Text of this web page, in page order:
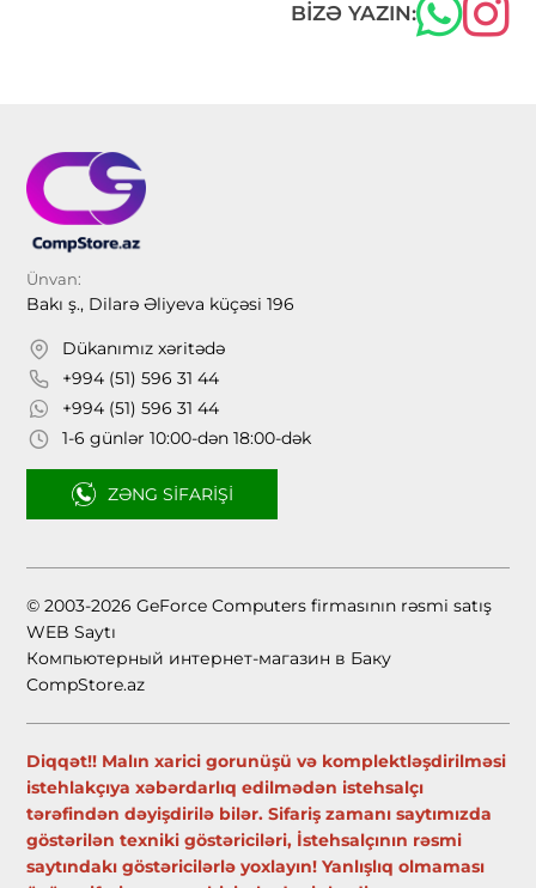
BIZƏ YAZIN:
Ünvan:
Bakı ş., Dilarə Əliyeva küçəsi 196
Dükanımız xəritədə
+994 (51) 596 31 44
+994 (51) 596 31 44
1-6 günlər 10:00-dən 18:00-dək
ZƏNG SIFARIŞI
© 2003-2026 GeForce Computers firmasının rəsmi satış
WEB Saytı
Компьютерный интернет-магазин в Баку
CompStore.az
Diqqət!! Malın xarici gorunüşü və komplektləşdirilməsi
istehlakçıya xəbərdarlıq edilmədən istehsalçı
tərəfindən dəyişdirilə bilər. Sifariş zamanı saytımızda
göstərilən texniki göstəriciləri, İstehsalçının rəsmi
saytındakı göstəricilərlə yoxlayın! Yanlışlıq olmaması